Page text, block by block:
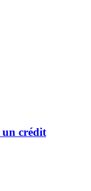
un crédit